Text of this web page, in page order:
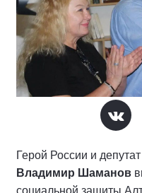
Герой России и
Владимир Шаманов
социальной защиты